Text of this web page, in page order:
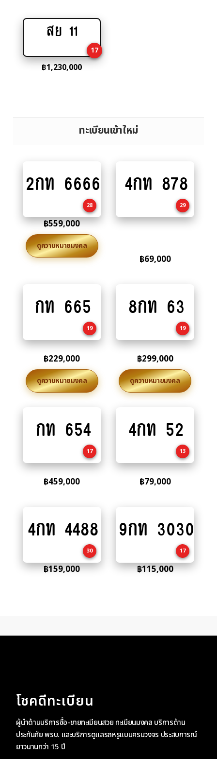
cart
สย 11
17
฿1,230,000
ทะเบียนเข้าใหม่
to
2กท 6666
28
฿559,000
ดูความหมายมงคล
to
4กท 878
29
฿69,000
to
กท 665
19
฿229,000
ดูความหมายมงคล
to
8กท 63
19
฿299,000
ดูความหมายมงคล
to
กท 654
17
฿459,000
to
4กท 52
13
฿79,000
to
4กท 4488
30
฿159,000
to
9กท 3030
17
฿115,000
โชคดีทะเบียน
ผู้นำด้านบริการซื้อ-ขายทะเบียนสวย ทะเบียนมงคล บริการด้าน
ประกันภัย พรบ. และบริการดูแลรถหรูแบบครบวงจร ประสบการณ์
ยาวนานกว่า 15 ปี